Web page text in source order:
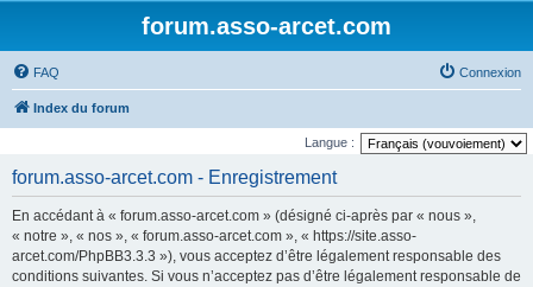
forum.asso-arcet.com
FAQ Connexion
Index du forum
Langue :
forum.asso-arcet.com - Enregistrement
En accédant à « forum.asso-arcet.com » (désigné ci-après par « nous »,
« notre », « nos », « forum.asso-arcet.com », « https://site.asso-
arcet.com/PhpBB3.3.3 »), vous acceptez d’être légalement responsable des
conditions suivantes. Si vous n’acceptez pas d’être légalement responsable de